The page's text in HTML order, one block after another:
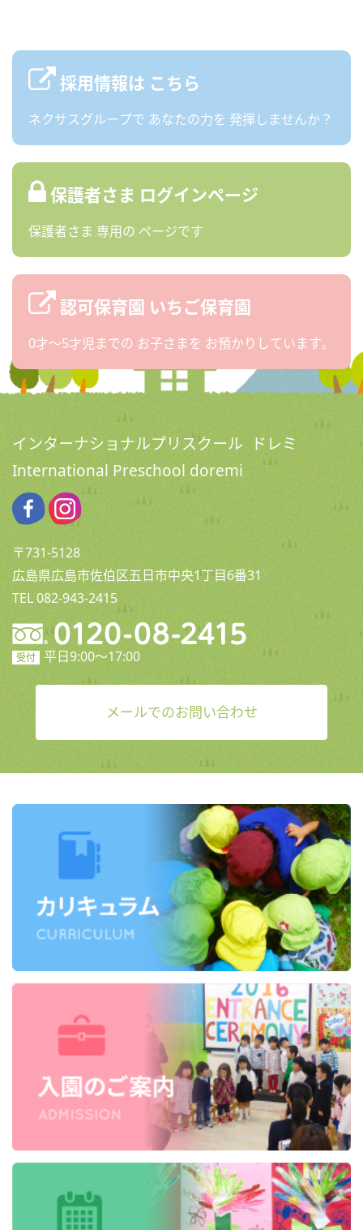
採用情報は こちら
ネクサスグループで あなたの力を 発揮しませんか？
保護者さま ログインページ
保護者さま 専用の ページです
認可保育園 いちご保育園
0才〜5才児までの お子さまを お預かりしています。
インターナショナルプリスクール ドレミ
International Preschool doremi
〒731-5128
広島県広島市佐伯区五日市中央1丁目6番31
TEL 082-943-2415
受付 平日9:00〜17:00
メールでのお問い合わせ